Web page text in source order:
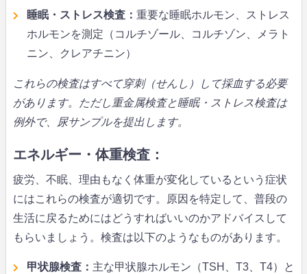
睡眠・ストレス検査： 重要な睡眠ホルモン、ストレス
ホルモンを測定（コルチゾール、コルチゾン、メラト
ニン、クレアチニン）
これらの検査はすべて穿刺（せんし）して採血する必要
があります。ただし重金属検査と睡眠・ストレス検査は
例外で、尿サンプルを提出します。
エネルギー・体重検査：
疲労、不眠、理由もなく体重が変化しているという症状
にはこれらの検査が適切です。原因を特定して、普段の
生活に戻るためにはどうすればいいのかアドバイスして
もらいましょう。検査は以下のようなものがあります。
甲状腺検査： 主な甲状腺ホルモン（TSH、T3、T4）と